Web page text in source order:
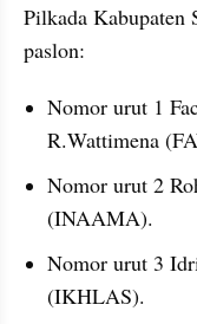
Pilkada
paslon:
Nomor urut 1
R.Wattimena
Nomor urut 2
(INAAMA).
Nomor urut 3
(IKHLAS).